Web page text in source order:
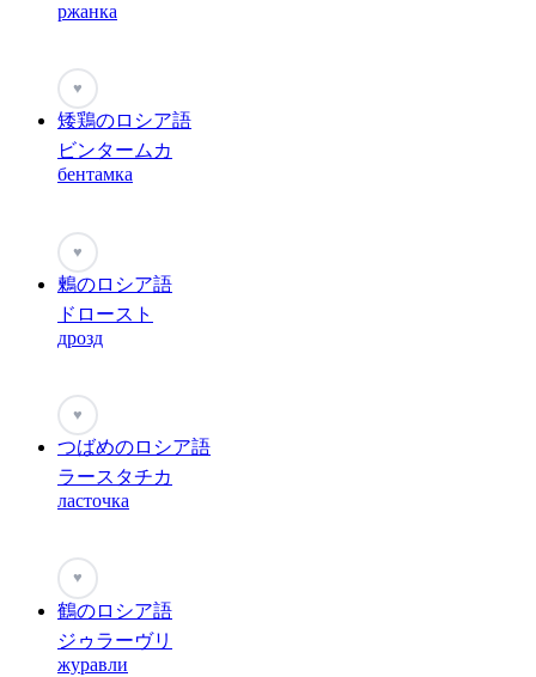
ржанка
♥
矮鶏のロシア語
ビンタームカ
бентамка
♥
鶫のロシア語
ドロースト
дрозд
♥
つばめのロシア語
ラースタチカ
ласточка
♥
鶴のロシア語
ジゥラーヴリ
журавли